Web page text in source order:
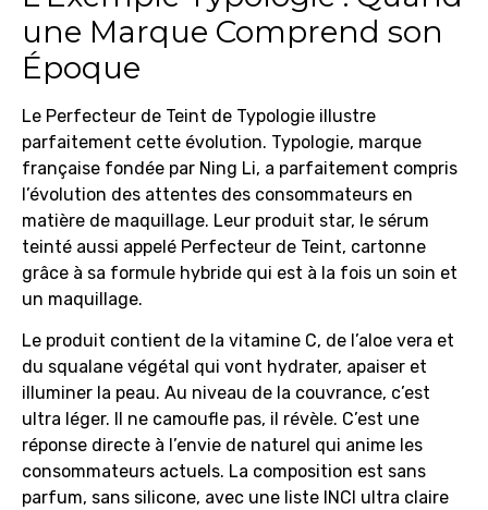
une Marque Comprend son
Époque
Le Perfecteur de Teint de Typologie illustre
parfaitement cette évolution. Typologie, marque
française fondée par Ning Li, a parfaitement compris
l’évolution des attentes des consommateurs en
matière de maquillage. Leur produit star, le sérum
teinté aussi appelé Perfecteur de Teint, cartonne
grâce à sa formule hybride qui est à la fois un soin et
un maquillage.
Le produit contient de la vitamine C, de l’aloe vera et
du squalane végétal qui vont hydrater, apaiser et
illuminer la peau. Au niveau de la couvrance, c’est
ultra léger. Il ne camoufle pas, il révèle. C’est une
réponse directe à l’envie de naturel qui anime les
consommateurs actuels. La composition est sans
parfum, sans silicone, avec une liste INCI ultra claire